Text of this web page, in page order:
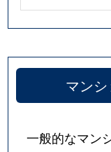
マン
一般的なマン